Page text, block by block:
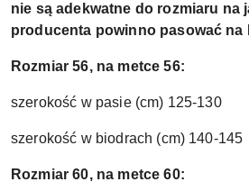
nie są adekwatne do rozmiaru na
producenta powinno pasować na
Rozmiar 56, na metce 56:
szerokość w pasie (cm) 125-130
szerokość w biodrach (cm) 140-145
Rozmiar 60, na metce 60: